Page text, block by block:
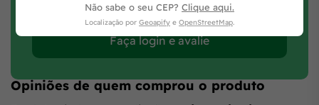
Faça login e avalie
Opiniões de quem comprou o produto
Não sabe o seu CEP? Clique aqui.
Localização por Geoapify e OpenStreetMap